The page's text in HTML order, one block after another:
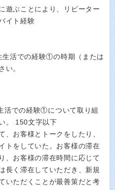
遊ぶことにより、リピーター
イト経験
活での経験①の時期（または
い。
活での経験①について取り組
。 150文字以下
、お客様とトークをしたり、
トをしていた。お客様の滞在
、お客様の滞在時間に応じて
長く滞在していただき、新規
いただくことが最善策だと考